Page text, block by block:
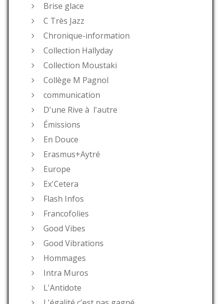
Brise glace
C Très Jazz
Chronique-information
Collection Hallyday
Collection Moustaki
Collège M Pagnol
communication
D'une Rive à l'autre
Émissions
En Douce
Erasmus+Aytré
Europe
Ex'Cetera
Flash Infos
Francofolies
Good Vibes
Good Vibrations
Hommages
Intra Muros
L'Antidote